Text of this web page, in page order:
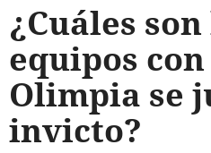
¿Cuáles
equipos
Olimpia se
invicto?